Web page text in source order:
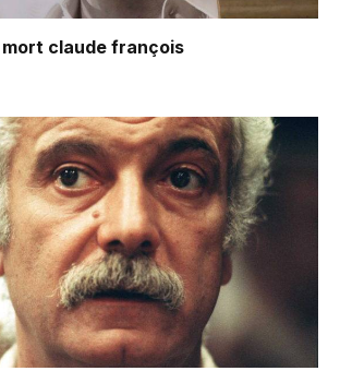
claude françois